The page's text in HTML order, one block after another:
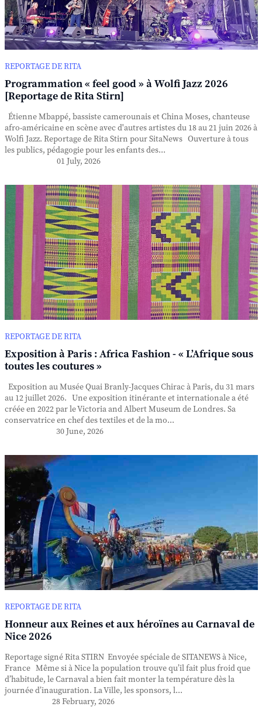
REPORTAGE DE RITA
Programmation « feel good » à Wolfi Jazz 2026
[Reportage de Rita Stirn]
Étienne Mbappé, bassiste camerounais et China Moses, chanteuse
afro-américaine en scène avec d'autres artistes du 18 au 21 juin 2026 à
Wolfi Jazz. Reportage de Rita Stirn pour SitaNews Ouverture à tous
les publics, pédagogie pour les enfants des...
01 July, 2026
REPORTAGE DE RITA
Exposition à Paris : Africa Fashion - « L’Afrique sous
toutes les coutures »
Exposition au Musée Quai Branly-Jacques Chirac à Paris, du 31 mars
au 12 juillet 2026. Une exposition itinérante et internationale a été
créée en 2022 par le Victoria and Albert Museum de Londres. Sa
conservatrice en chef des textiles et de la mo...
30 June, 2026
REPORTAGE DE RITA
Honneur aux Reines et aux héroïnes au Carnaval de
Nice 2026
Reportage signé Rita STIRN Envoyée spéciale de SITANEWS à Nice,
France Même si à Nice la population trouve qu’il fait plus froid que
d’habitude, le Carnaval a bien fait monter la température dès la
journée d’inauguration. La Ville, les sponsors, l...
28 February, 2026